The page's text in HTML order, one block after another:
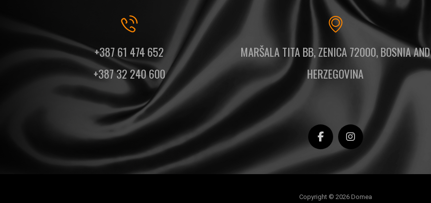
+387 61 474 652
+387 32 240 600
MARŠALA TITA BB, ZENICA 72000, BOSNIA AND
HERZEGOVINA
Copyright © 2026 Domea